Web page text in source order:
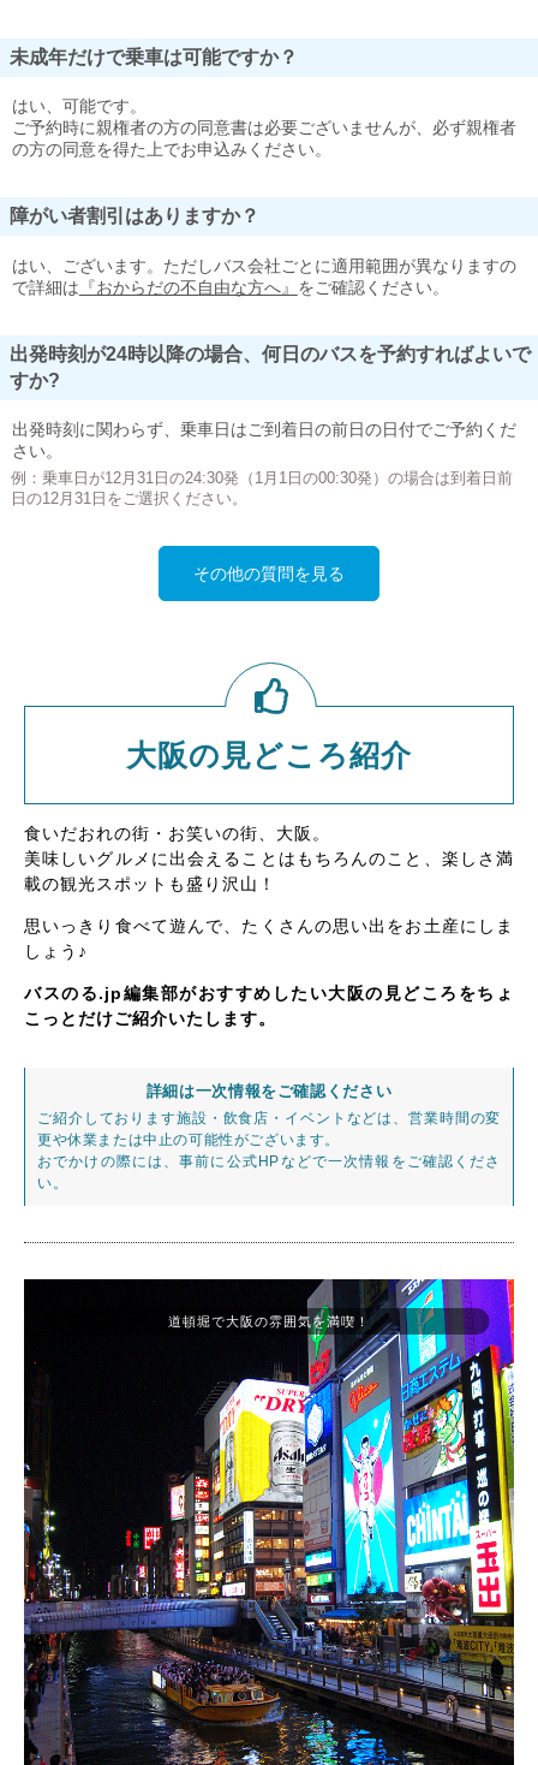
未成年だけで乗車は可能ですか？
はい、可能です。
ご予約時に親権者の方の同意書は必要ございませんが、必ず親権者
の方の同意を得た上でお申込みください。
障がい者割引はありますか？
はい、ございます。ただしバス会社ごとに適用範囲が異なりますの
で詳細は 『おからだの不自由な方へ』 をご確認ください。
出発時刻が24時以降の場合、何日のバスを予約すればよいで
すか?
出発時刻に関わらず、乗車日はご到着日の前日の日付でご予約くだ
さい。
例：乗車日が12月31日の24:30発（1月1日の00:30発）の場合は到着日前
日の12月31日をご選択ください。
その他の質問を見る
大阪の見どころ紹介
食いだおれの街・お笑いの街、大阪。
美味しいグルメに出会えることはもちろんのこと、楽しさ満
載の観光スポットも盛り沢山！
思いっきり食べて遊んで、たくさんの思い出をお土産にしま
しょう♪
バスのる.jp編集部がおすすめしたい大阪の見どころをちょ
こっとだけご紹介いたします。
詳細は一次情報をご確認ください
ご紹介しております施設・飲食店・イベントなどは、営業時間の変
更や休業または中止の可能性がございます。
おでかけの際には、事前に公式HPなどで一次情報をご確認くださ
い。
道頓堀で大阪の雰囲気を満喫！